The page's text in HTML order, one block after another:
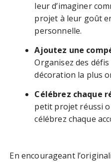
leur d’imaginer
projet à leur goût
personnelle.
Ajoutez une
Organisez des
décoration la plus
Célébrez chaque
petit projet réussi
célébrez chaque
En encourageant